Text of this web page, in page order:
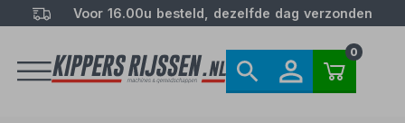
Voor 16.00u besteld, dezelfde dag verzonden
0